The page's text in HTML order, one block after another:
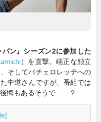
パン』シーズン2に参加した
）を直撃。端正な顔立
そしてバチェロレッテへの
中道さんですが、番組では
後悔もあるそうで……？
]